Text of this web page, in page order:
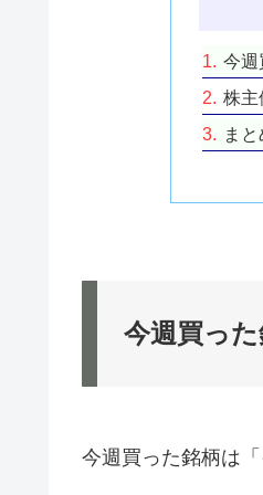
今週
株主
まと
今週買っ
今週買った銘柄は